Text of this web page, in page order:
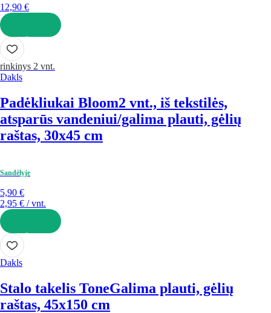
12,90 €
Į KREPŠELĮ
rinkinys 2 vnt.
Dakls
Padėkliukai Bloom2 vnt., iš tekstilės,
atsparūs vandeniui/galima plauti, gėlių
raštas, 30x45 cm
Sandėlyje
5,90 €
2,95 € / vnt.
Į KREPŠELĮ
Dakls
Stalo takelis ToneGalima plauti, gėlių
raštas, 45x150 cm